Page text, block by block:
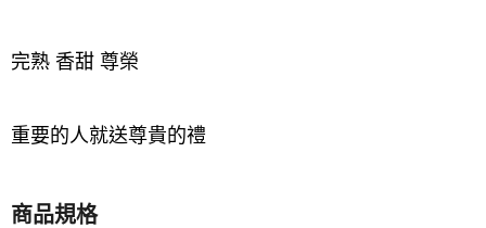
完熟 香甜 尊榮
重要的人就送尊貴的禮
商品規格